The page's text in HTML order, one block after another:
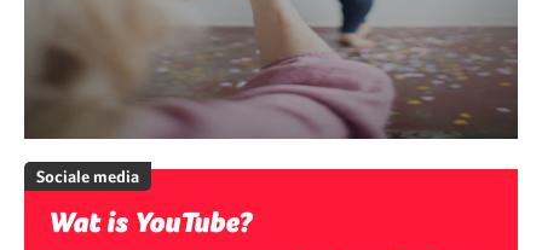
Sociale media
Wat is YouTube?